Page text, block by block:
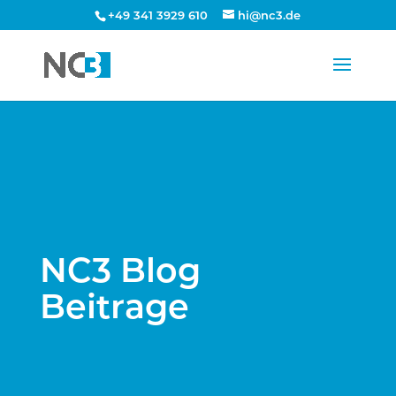
+49 341 3929 610 hi@nc3.de
NC3 Blog
Beitrage